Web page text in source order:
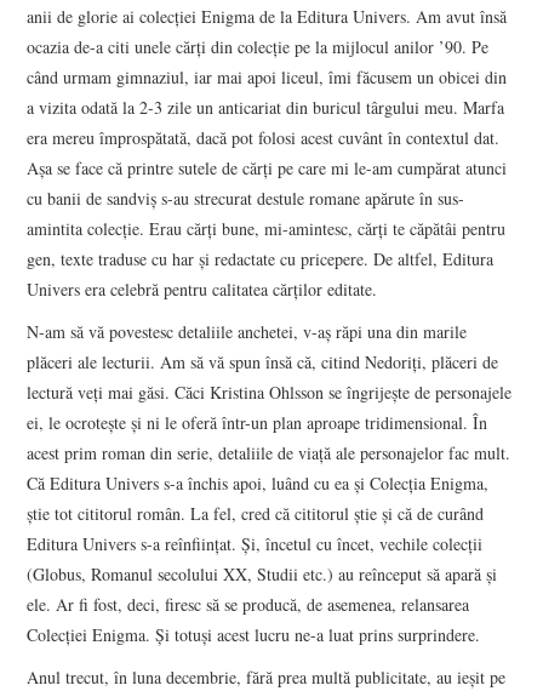
anii de glorie ai colecţiei Enigma de la Editura Univers. Am avut însă
ocazia de-a citi unele cărţi din colecţie pe la mijlocul anilor ’90. Pe
când urmam gimnaziul, iar mai apoi liceul, îmi făcusem un obicei din
a vizita odată la 2-3 zile un anticariat din buricul târgului meu. Marfa
era mereu împrospătată, dacă pot folosi acest cuvânt în contextul dat.
Aşa se face că printre sutele de cărţi pe care mi le-am cumpărat atunci
cu banii de sandviş s-au strecurat destule romane apărute în sus-
amintita colecţie. Erau cărţi bune, mi-amintesc, cărţi te căpătâi pentru
gen, texte traduse cu har şi redactate cu pricepere. De altfel, Editura
Univers era celebră pentru calitatea cărţilor editate.
N-am să vă povestesc detaliile anchetei, v-aş răpi una din marile
plăceri ale lecturii. Am să vă spun însă că, citind Nedoriţi, plăceri de
lectură veţi mai găsi. Căci Kristina Ohlsson se îngrijeşte de personajele
ei, le ocroteşte şi ni le oferă într-un plan aproape tridimensional. În
acest prim roman din serie, detaliile de viaţă ale personajelor fac mult.
Că Editura Univers s-a închis apoi, luând cu ea şi Colecţia Enigma,
ştie tot cititorul român. La fel, cred că cititorul ştie şi că de curând
Editura Univers s-a reînfiinţat. Şi, încetul cu încet, vechile colecţii
(Globus, Romanul secolului XX, Studii etc.) au reînceput să apară şi
ele. Ar fi fost, deci, firesc să se producă, de asemenea, relansarea
Colecţiei Enigma. Şi totuşi acest lucru ne-a luat prins surprindere.
Anul trecut, în luna decembrie, fără prea multă publicitate, au ieşit pe